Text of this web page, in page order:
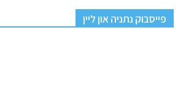
פייסבוק נתניה און ליין